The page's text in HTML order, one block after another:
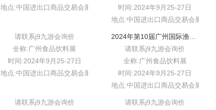
地点:中国进出口商品交易会展馆b区
时间:2024年9月25-27日
地点:中国进出口商品交易会展馆b区
请联系j9九游会询价
全称:广州食品饮料展
时间:2024年9月25-27日
地点:中国进出口商品交易会展馆b区
请联系j9九游会询价
全称:广州食品饮料展
时间:2024年9月25-27日
地点:中国进出口商品交易会展馆b区
请联系j9九游会询价
请联系j9九游会询价